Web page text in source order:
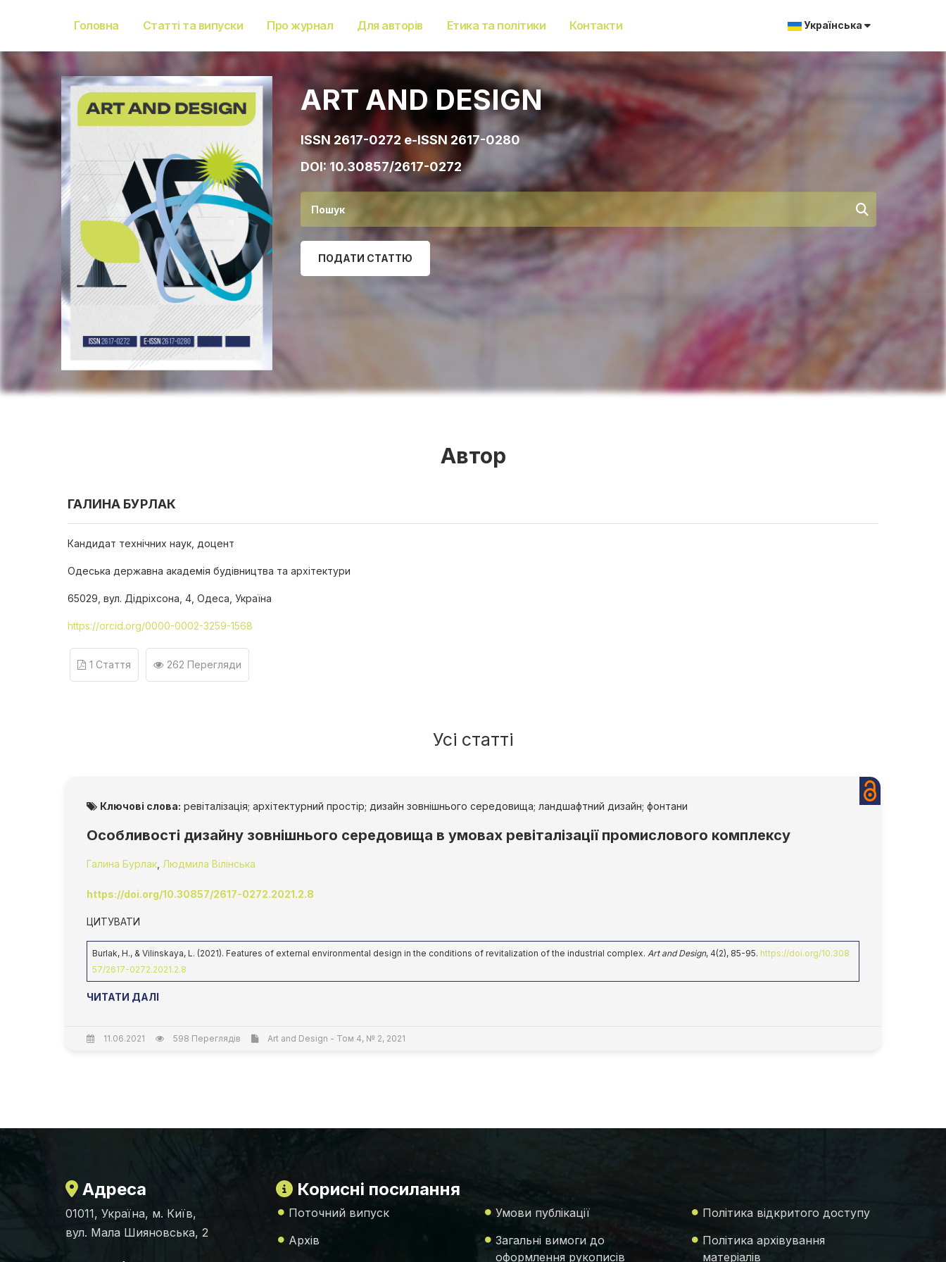
Головна Статті та випуски Про журнал Для авторів Етика та політики Контакти Українська
ART AND DESIGN
ISSN 2617-0272 e-ISSN 2617-0280
DOI:10.30857/2617-0272
ПОДАТИ СТАТТЮ
Автор
ГАЛИНА БУРЛАК
Кандидат технічних наук, доцент
Одеська державна академія будівництва та архітектури
65029, вул. Дідріхсона, 4, Одеса, Україна
https://orcid.org/0000-0002-3259-1568
1 Стаття 262 Перегляди
Усі статті
Ключові слова: ревіталізація; архітектурний простір; дизайн зовнішнього середовища; ландшафтний дизайн; фонтани
Особливості дизайну зовнішнього середовища в умовах ревіталізації промислового комплексу
Галина Бурлак Людмила Вілінська
https://doi.org/10.30857/2617-0272.2021.2.8
ЦИТУВАТИ
Burlak, H., & Vilinskaya, L. (2021). Features of external environmental design in the conditions of revitalization of the industrial complex. Art and Design, 4(2), 85-95. https://doi.org/10.308
57/2617-0272.2021.2.8
ЧИТАТИ ДАЛІ
11.06.2021 598 Переглядів Art and Design - Том 4, № 2, 2021
Адреса
01011, Україна, м. Київ,
вул. Мала Шияновська, 2
Корисні посилання
Поточний випуск
Архів
Умови публікації
Загальні вимоги до
оформлення рукописів
Політика відкритого доступу
Політика архівування
матеріалів